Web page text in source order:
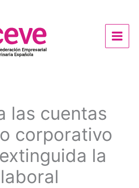
las cuentas
corporativo
la